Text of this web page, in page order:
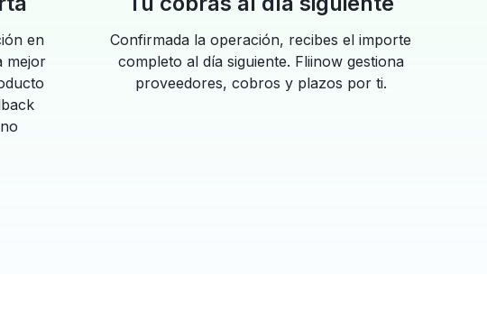
en
mejor
Confirmada la operación, recibes el importe
completo al día siguiente. Fliinow gestiona
proveedores, cobros y plazos por ti.